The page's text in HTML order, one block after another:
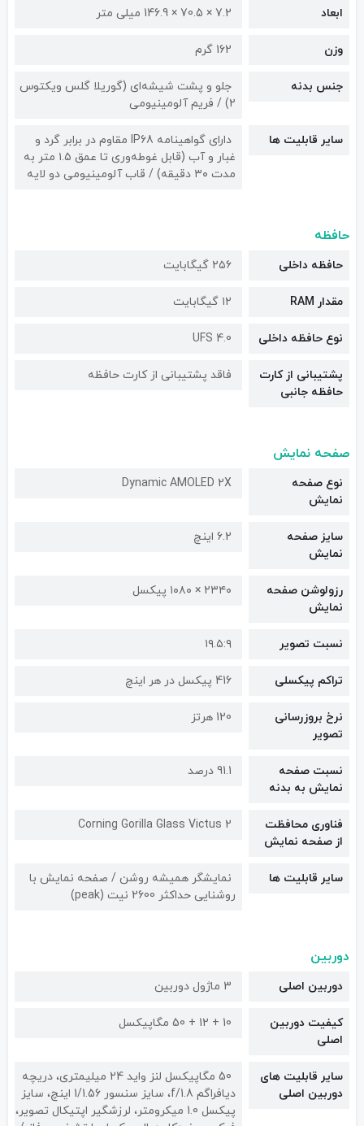
ابعاد 7.2 × 70.5 × 146.9 میلی متر
وزن 162 گرم
جنس بدنه
جلو و پشت شیشه‌ای (گوریلا گلس ویکتوس
۲) / فریم آلومینیومی
سایر قابلیت ها
دارای گواهینامه IP68 مقاوم در برابر گرد و
غبار و آب (قابل غوطه‌وری تا عمق ۱.۵ متر به
مدت ۳۰ دقیقه) / قاب آلومینیومی دو لایه
حافظه
حافظه داخلی ۲۵۶ گیگابایت
مقدار RAM ۱۲ گیگابایت
نوع حافظه داخلی UFS 4.0
پشتیبانی از کارت
حافظه جانبی
فاقد پشتیبانی از کارت حافظه
صفحه نمایش
نوع صفحه
نمایش
Dynamic AMOLED 2X
سایز صفحه
نمایش
6.2 اینچ
رزولوشن صفحه
نمایش
۲۳۴۰ × ۱۰۸۰ پیکسل
نسبت تصویر ۱۹.۵:۹
تراکم پیکسلی 416 پیکسل در هر اینچ
نرخ بروزرسانی
تصویر
120 هرتز
نسبت صفحه
نمایش به بدنه
91.1 درصد
فناوری محافظت
از صفحه نمایش
Corning Gorilla Glass Victus 2
سایر قابلیت ها
نمایشگر همیشه روشن / صفحه نمایش با
روشنایی حداکثر 2600 نیت (peak)
دوربین
دوربین اصلی 3 ماژول دوربین
کیفیت دوربین‌
اصلی
10 + 12 + 50 مگاپیکسل
سایر قابلیت های
دوربین اصلی
50 مگاپیکسل لنز واید 24 میلیمتری، دریچه
دیافراگم f/1.8، سایز سنسور 1/1.56 اینچ، سایز
پیکسل 1.0 میکرومتر، لرزشگیر اپتیکال تصویر،